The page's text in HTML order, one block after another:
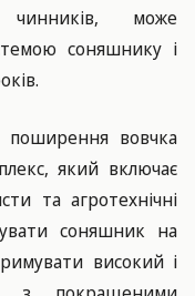
може
соняшнику і
поширення вовчка
який включає
та агротехнічні
соняшник на
високий і